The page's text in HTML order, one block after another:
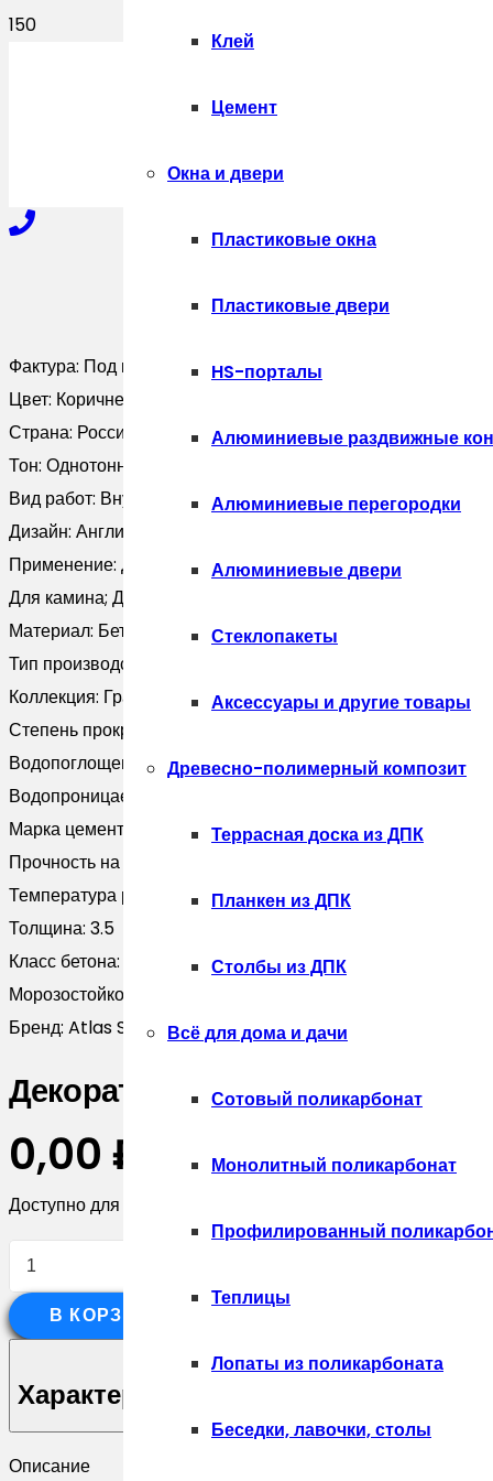
+7-910-327-77-88
Клей
Цемент
Окна и двери
Пластиковые окна
Пластиковые двери
HS-порталы
Алюминиевые раздвижные
Алюминиевые перегородки
Алюминиевые двери
Стеклопакеты
Аксессуары и другие товары
Древесно-полимерный композит
Террасная доска из ДПК
Планкен из ДПК
Столбы из ДПК
Всё для дома и дачи
Сотовый поликарбонат
Монолитный поликарбонат
Профилированный
Теплицы
Лопаты из поликарбоната
Беседки, лавочки, столы
Фактура: Под камень
Цвет: Коричневый
Страна: Россия
Тон: Однотонный
Вид работ: Внутренние; Наружные
Дизайн: Английский; Классический; Лофт; Модерн
Применение: Для балкона; Для бани; Для ванной; Для
Для камина; Для квартиры; Для клумбы; Для коридора;
Материал: Бетон
Тип производства:
Коллекция: Гранит Широкий
Степень прокраса:
Водопоглощение, %:Не более 6 %
Водопроницаемость:
Марка цемента:
Прочность на сжатие, Мпа:
Температура работ:
от -10° до +30°
Толщина: 3.5
Класс бетона:
Морозостойкость, циклы, не м:
Бренд: Atlas Stone
Декоративный камень Atlas
0,00 ₽
Доступно для предзаказа
Количество
товара
Декоративный
Atlas
Гранит
В КОРЗИНУ
Характеристики
Описание